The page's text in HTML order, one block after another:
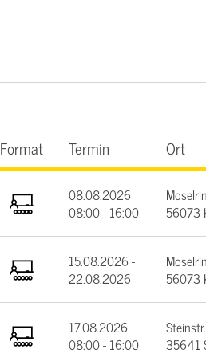
Format Termin Ort
08.08.2026
08:00 - 16:00
56073
15.08.2026 -
22.08.2026
56073
17.08.2026
08:00 - 16:00
35641